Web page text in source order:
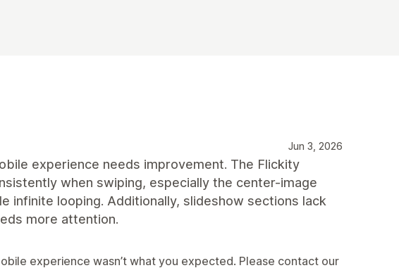
Jun 3, 2026
experience needs improvement. The Flickity
when swiping, especially the center-image
infinite looping. Additionally, slideshow sections lack
more attention.
experience wasn’t what you expected. Please contact our